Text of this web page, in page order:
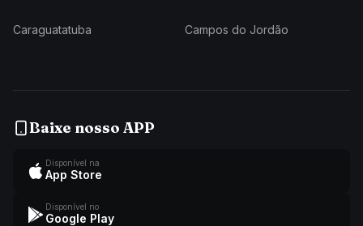
Caraguatatuba Campos do Jordão
Baixe nosso APP
Disponível na
App Store
Disponível no
Google Play